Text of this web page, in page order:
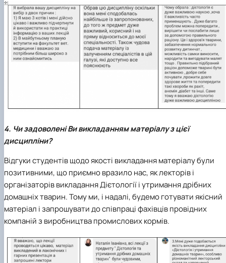
4. Чи задоволені Ви викладанням матеріалу з цієї
дисципліни?
Відгуки студентів щодо якості викладання матеріалу були
позитивними, що приємно вразило нас, як лекторів і
організаторів викладання Дієтології і утримання дрібних
домашніх тварин. Тому ми, і надалі, будемо готувати якісний
матеріал і запрошувати до співпраці фахівців провідних
компаній з виробництва промислових кормів.